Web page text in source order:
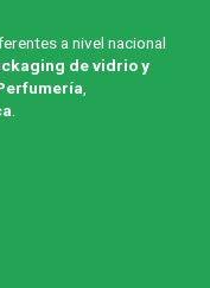
a nivel nacional
de vidrio y
,
.